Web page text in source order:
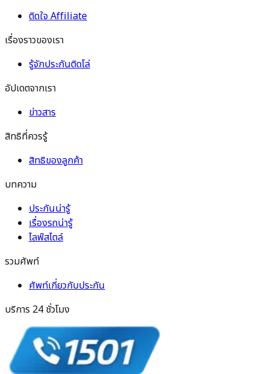
ติดใจ Affiliate
เรื่องราวของเรา
รู้จักประกันติดโล่
อัปเดตจากเรา
ข่าวสาร
สิทธิที่ควรรู้
สิทธิของลูกค้า
บทความ
ประกันน่ารู้
เรื่องรถน่ารู้
ไลฟ์สไตล์
รวมศัพท์
ศัพท์เกี่ยวกับประกัน
บริการ 24 ชั่วโมง